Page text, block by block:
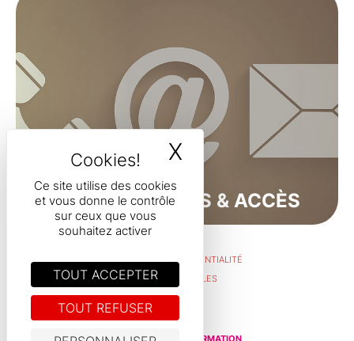
Ce site utilise des cookies
et vous donne le contrôle
sur ceux que vous
souhaitez activer
TOUT ACCEPTER
TOUT REFUSER
X MASQUER LE
CONTACTS & ACCÈS
POLITIQUE DE CONFIDENTIALITÉ
MENTIONS LÉGALES
RGPD
© 2026Hainaut Formation